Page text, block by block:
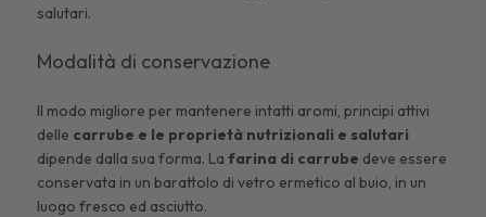
salutari.
Modalità di conservazione
Il modo migliore per mantenere intatti aromi, principi attivi
delle carrube e le proprietà nutrizionali e salutari
dipende dalla sua forma. Lafarina di carrube deve essere
conservata in un barattolo di vetro ermetico al buio, in un
luogo fresco ed asciutto.